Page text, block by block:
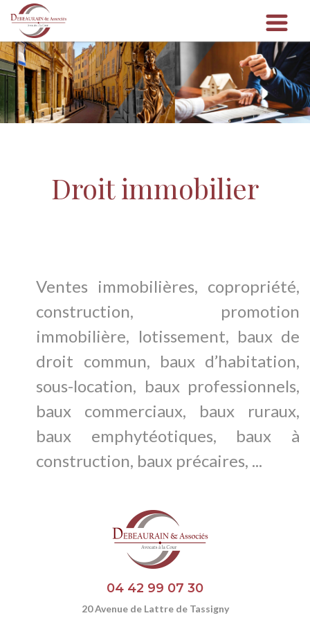
Droit immobilier
Ventes immobilières, copropriété,
construction, promotion
immobilière, lotissement, baux de
droit commun, baux d’habitation,
sous-location, baux professionnels,
baux commerciaux, baux ruraux,
baux emphytéotiques, baux à
construction, baux précaires, ...
04 42 99 07 30
20 Avenue de Lattre de Tassigny